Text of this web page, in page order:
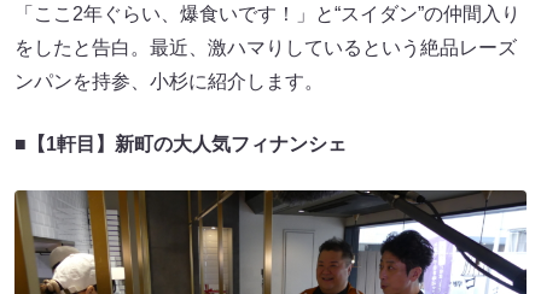
「ここ2年ぐらい、爆食いです！」と“スイダン”の仲間入り
をしたと告白。最近、激ハマりしているという絶品レーズ
ンパンを持参、小杉に紹介します。
■【1軒目】新町の大人気フィナンシェ